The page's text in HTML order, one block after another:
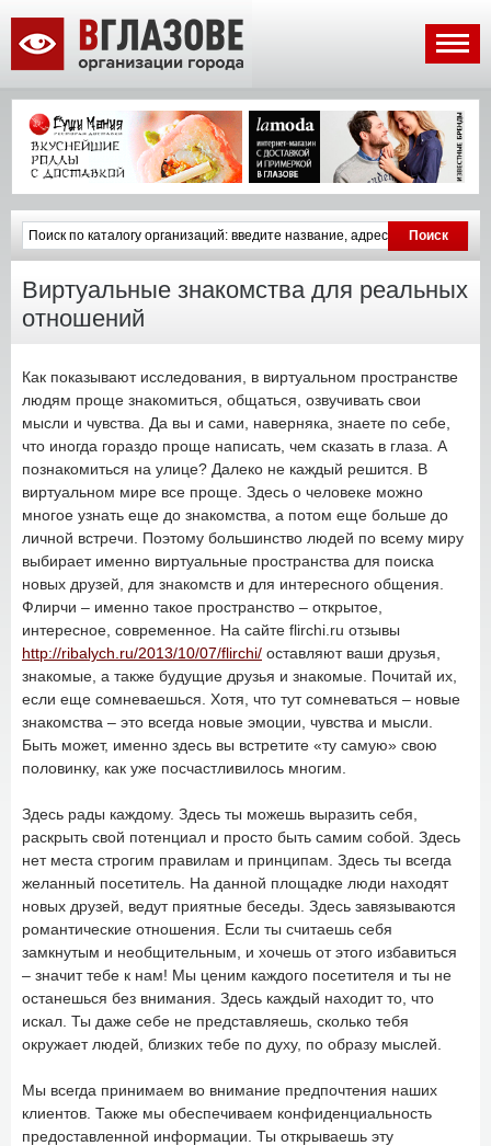
Виртуальные знакомства для реальных
отношений
Как показывают исследования, в виртуальном пространстве
людям проще знакомиться, общаться, озвучивать свои
мысли и чувства. Да вы и сами, наверняка, знаете по себе,
что иногда гораздо проще написать, чем сказать в глаза. А
познакомиться на улице? Далеко не каждый решится. В
виртуальном мире все проще. Здесь о человеке можно
многое узнать еще до знакомства, а потом еще больше до
личной встречи. Поэтому большинство людей по всему миру
выбирает именно виртуальные пространства для поиска
новых друзей, для знакомств и для интересного общения.
Флирчи – именно такое пространство – открытое,
интересное, современное. На сайте flirchi.ru отзывы
http://ribalych.ru/2013/10/07/flirchi/ оставляют ваши друзья,
знакомые, а также будущие друзья и знакомые. Почитай их,
если еще сомневаешься. Хотя, что тут сомневаться – новые
знакомства – это всегда новые эмоции, чувства и мысли.
Быть может, именно здесь вы встретите «ту самую» свою
половинку, как уже посчастливилось многим.
Здесь рады каждому. Здесь ты можешь выразить себя,
раскрыть свой потенциал и просто быть самим собой. Здесь
нет места строгим правилам и принципам. Здесь ты всегда
желанный посетитель. На данной площадке люди находят
новых друзей, ведут приятные беседы. Здесь завязываются
романтические отношения. Если ты считаешь себя
замкнутым и необщительным, и хочешь от этого избавиться
– значит тебе к нам! Мы ценим каждого посетителя и ты не
останешься без внимания. Здесь каждый находит то, что
искал. Ты даже себе не представляешь, сколько тебя
окружает людей, близких тебе по духу, по образу мыслей.
Мы всегда принимаем во внимание предпочтения наших
клиентов. Также мы обеспечиваем конфиденциальность
предоставленной информации. Ты открываешь эту